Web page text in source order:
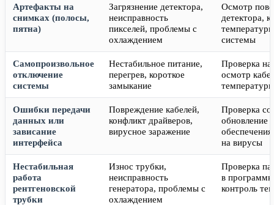
Артефакты на
снимках (полосы,
пятна)
Загрязнение детектора,
неисправность
пикселей, проблемы с
охлаждением
Осмотр
детектора,
системы
Самопроизвольное
отключение
системы
Нестабильное питание,
перегрев, короткое
замыкание
Проверка
осмотр
Ошибки передачи
данных или
зависание
интерфейса
Повреждение кабелей,
конфликт драйверов,
вирусное заражение
Проверка
обновление
на вирусы
Нестабильная
работа
рентгеновской
трубки
Износ трубки,
неисправность
генератора, проблемы с
охлаждением
Проверка
в
контроль